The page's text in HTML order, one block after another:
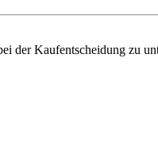
der Kaufentscheidung zu